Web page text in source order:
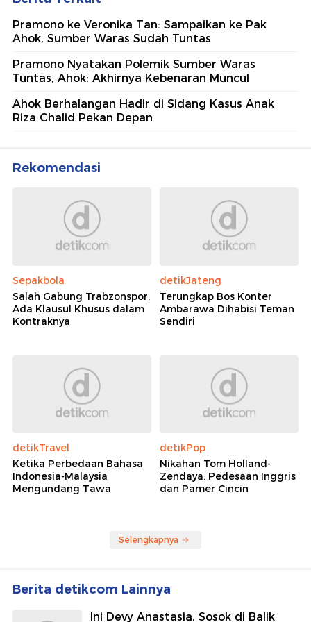
Pramono ke Veronika Tan: Sampaikan ke Pak
Ahok, Sumber Waras Sudah Tuntas
Pramono Nyatakan Polemik Sumber Waras
Tuntas, Ahok: Akhirnya Kebenaran Muncul
Ahok Berhalangan Hadir di Sidang Kasus Anak
Riza Chalid Pekan Depan
Rekomendasi
Sepakbola
Salah Gabung Trabzonspor,
Ada Klausul Khusus dalam
Kontraknya
detikJateng
Terungkap Bos Konter
Ambarawa Dihabisi Teman
Sendiri
detikTravel
Ketika Perbedaan Bahasa
Indonesia-Malaysia
Mengundang Tawa
detikPop
Nikahan Tom Holland-
Zendaya: Pedesaan Inggris
dan Pamer Cincin
Selengkapnya
Berita detikcom Lainnya
Ini Devy Anastasia, Sosok di Balik